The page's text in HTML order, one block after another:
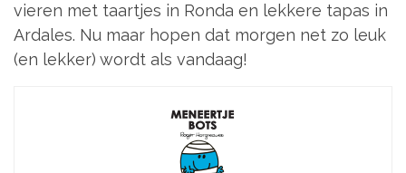
vieren met taartjes in Ronda en lekkere tapas in
Ardales. Nu maar hopen dat morgen net zo leuk
(en lekker) wordt als vandaag!